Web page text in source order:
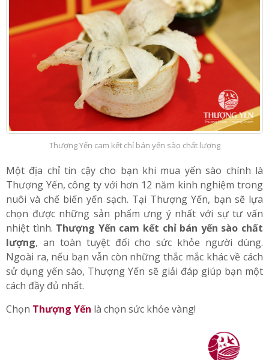
Thượng Yến cam kết chỉ bán yến sào chất lượng
Một địa chỉ tin cậy cho bạn khi mua yến sào chính là
Thượng Yến, công ty với hơn 12 năm kinh nghiệm trong
nuôi và chế biến yến sạch. Tại Thượng Yến, bạn sẽ lựa
chọn được những sản phẩm ưng ý nhất với sự tư vấn
nhiệt tình.Thượng Yến cam kết chỉ bán yến sào chất
lượng, an toàn tuyệt đối cho sức khỏe người dùng.
Ngoài ra, nếu bạn vẫn còn những thắc mắc khác về cách
sử dụng yến sào, Thượng Yến sẽ giải đáp giúp bạn một